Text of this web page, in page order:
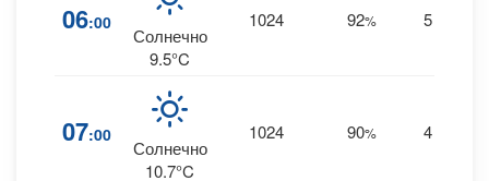
06:00
Солнечно
9.5°C
1024 92% 5
07:00
Солнечно
10.7°C
1024 90% 4